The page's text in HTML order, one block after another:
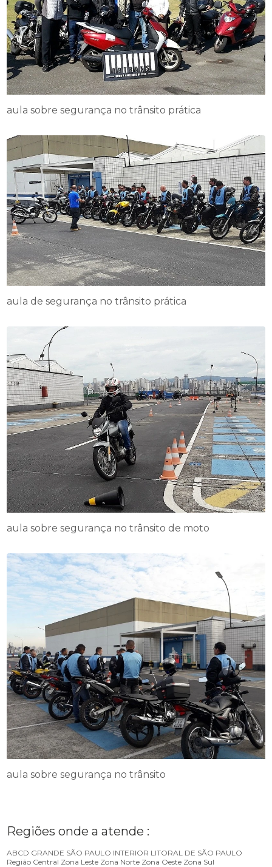
aula sobre segurança no trânsito prática
aula de segurança no trânsito prática
aula sobre segurança no trânsito de moto
aula sobre segurança no trânsito
Regiões onde a atende :
ABCD GRANDE SÃO PAULO INTERIOR LITORAL DE SÃO PAULO
Região Central Zona Leste Zona Norte Zona Oeste Zona Sul